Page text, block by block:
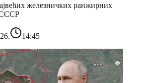
железничких ранжирних
СССР
14:45